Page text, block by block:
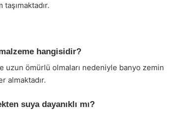
hangisidir?
uzun ömürlü olmaları nedeniyle banyo zemin
almaktadır.
suya dayanıklı mı?